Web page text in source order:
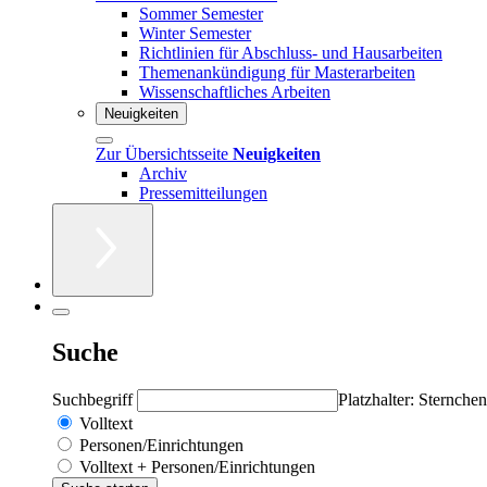
Sommer Semester
Winter Semester
Richtlinien für Abschluss- und Hausarbeiten
Themenankündigung für Masterarbeiten
Wissenschaftliches Arbeiten
Neuigkeiten
Zur Übersichtsseite Neuigkeiten
Archiv
Pressemitteilungen
Suche
Suchbegriff
Platzhalter:
Volltext
Personen/Einrichtungen
Volltext + Personen/Einrichtungen